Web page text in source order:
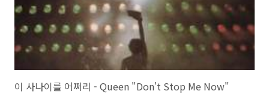
이 사나이를 어쩌리 - Queen "Don't Stop Me Now"